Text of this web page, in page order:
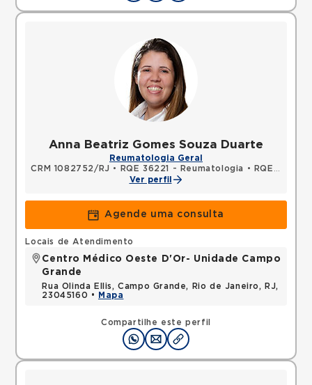
Anna Beatriz Gomes Souza Duarte
Reumatologia Geral
CRM 1082752/RJ • RQE 36221 - Reumatologia •
RQE 49420 - Clínica médica
Ver perfil
Agende uma consulta
Compartilhe este perfil
Locais de Atendimento
Centro Médico Oeste D'Or- Unidade Campo
Grande
Rua Olinda Ellis, Campo Grande, Rio de Janeiro, RJ,
23045160 •
Mapa